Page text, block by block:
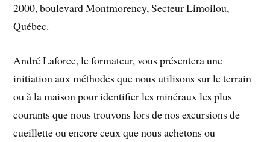
2000, boulevard Montmorency, Secteur Limoilou,
Québec.
André Laforce, le formateur, vous présentera une
initiation aux méthodes que nous utilisons sur le terrain
ou à la maison pour identifier les minéraux les plus
courants que nous trouvons lors de nos excursions de
cueillette ou encore ceux que nous achetons ou